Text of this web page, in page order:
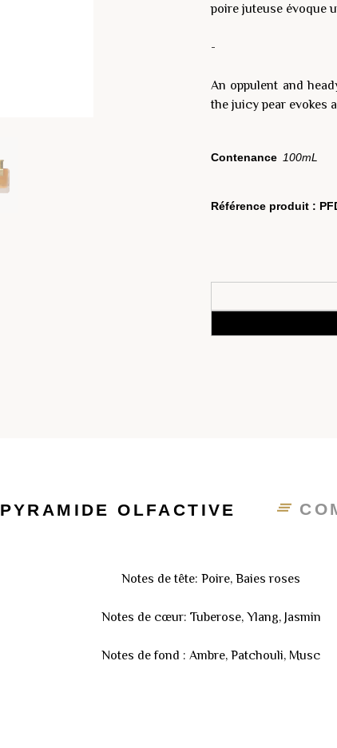
poire juteuse évoque
-
An oppulent and
the juicy pear evokes
Contenance 100mL
Référence produit :
PYRAMIDE OLFACTIVE
Notes de tête: Poire, Baies roses
Notes de cœur: Tuberose, Ylang, Jasmin
Notes de fond : Ambre, Patchouli, Musc